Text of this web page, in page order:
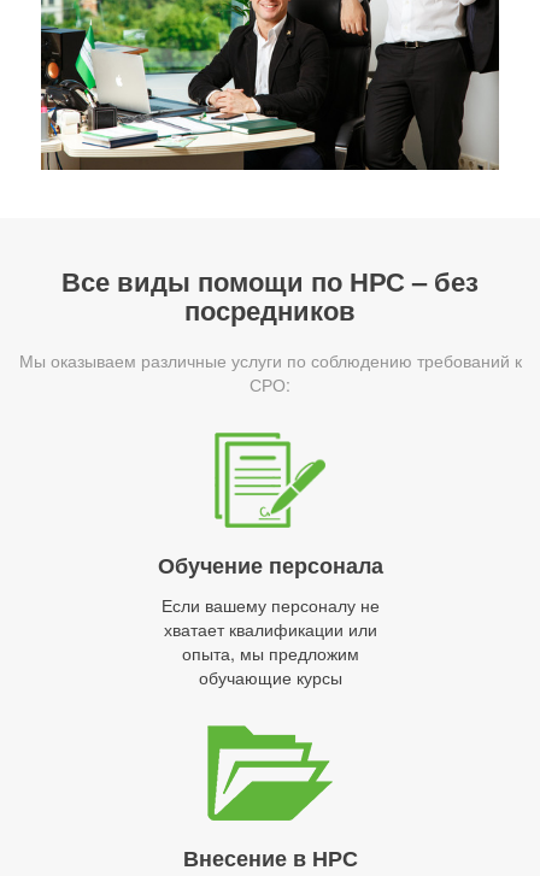
Все виды помощи по НРС – без
посредников
Мы оказываем различные услуги по соблюдению требований к
СРО:
Обучение персонала
Если вашему персоналу не
хватает квалификации или
опыта, мы предложим
обучающие курсы
Внесение в НРС